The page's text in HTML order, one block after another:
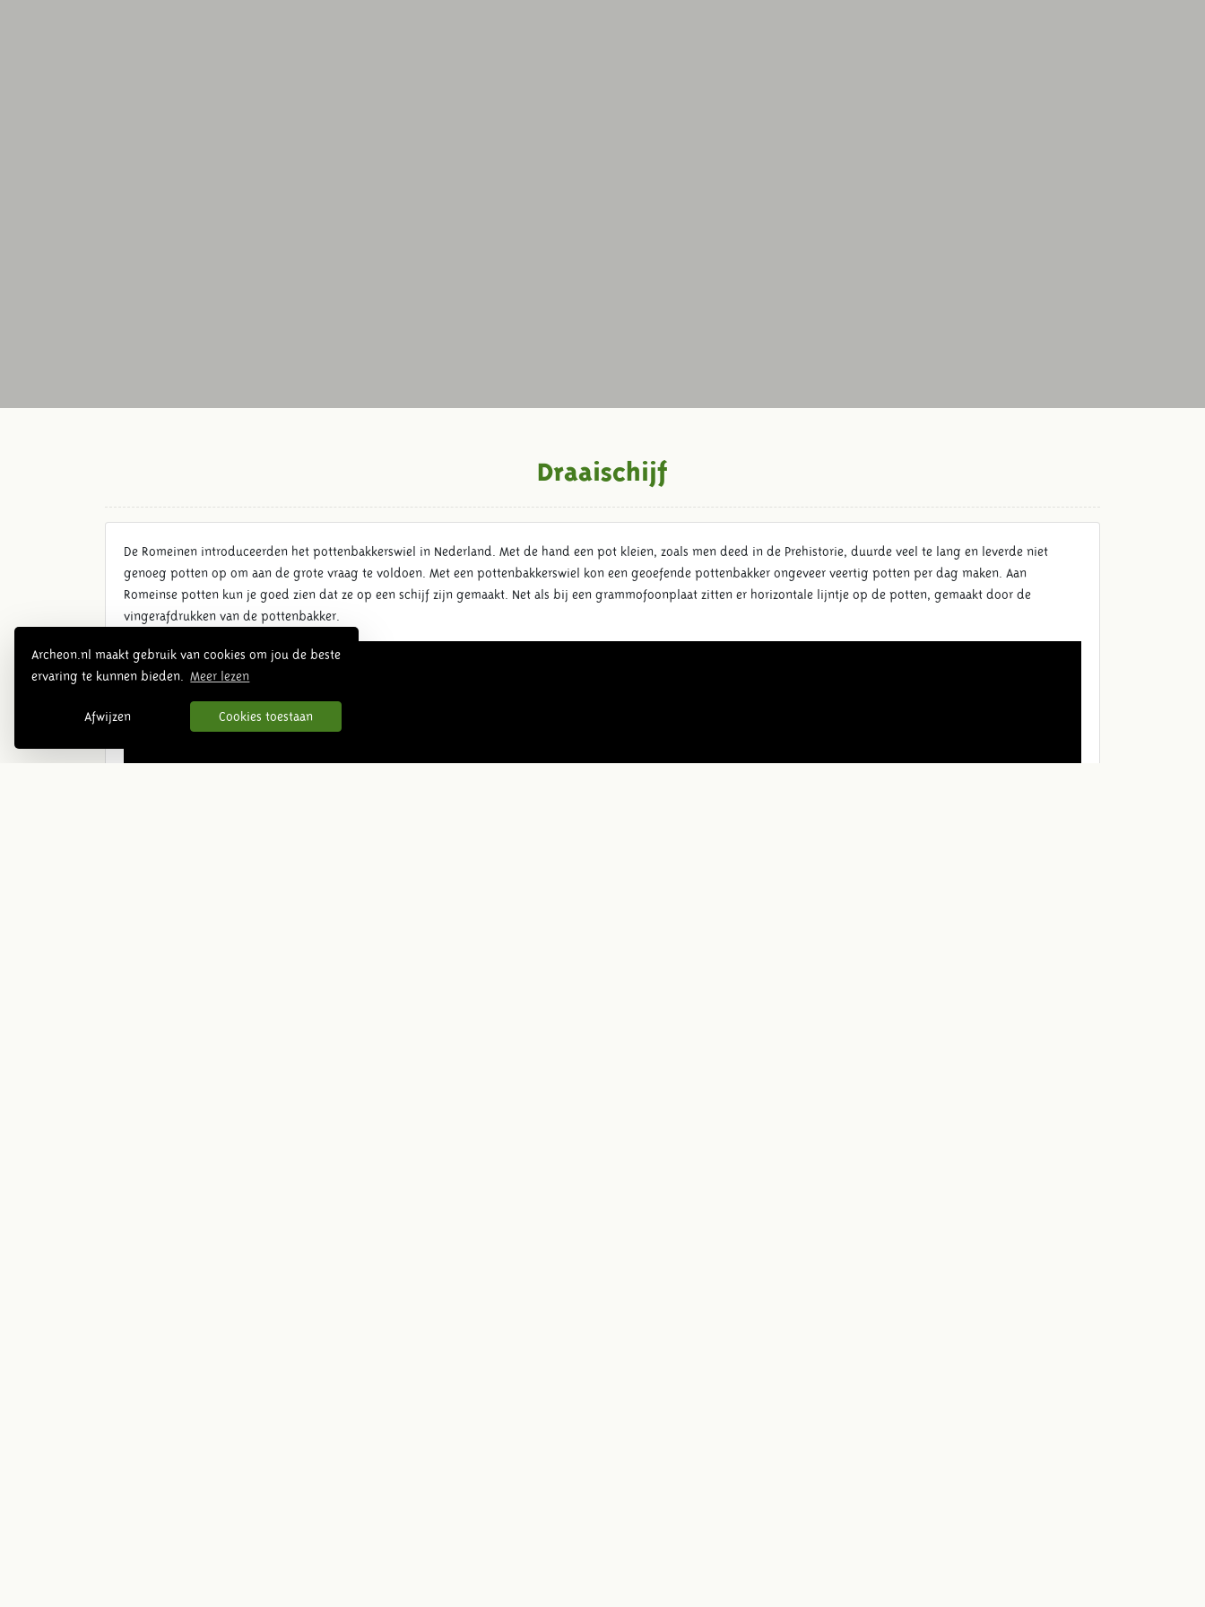
Archeon.nl maakt gebruik van cookies om jou de beste
ervaring te kunnen bieden.
Meer lezen
Afwijzen Cookies toestaan
Draaischijf
De Romeinen introduceerden het pottenbakkerswiel in Nederland. Met de hand een pot kleien, zoals men deed in de Prehistorie, duurde veel te lang en leverde niet
genoeg potten op om aan de grote vraag te voldoen. Met een pottenbakkerswiel kon een geoefende pottenbakker ongeveer veertig potten per dag maken. Aan
Romeinse potten kun je goed zien dat ze op een schijf zijn gemaakt. Net als bij een grammofoonplaat zitten er horizontale lijntje op de potten, gemaakt door de
vingerafdrukken van de pottenbakker.